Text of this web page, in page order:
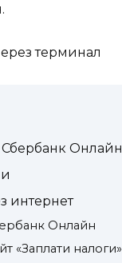
Сбербанк Онлайн
интернет
Онлайн
«Заплати налоги»